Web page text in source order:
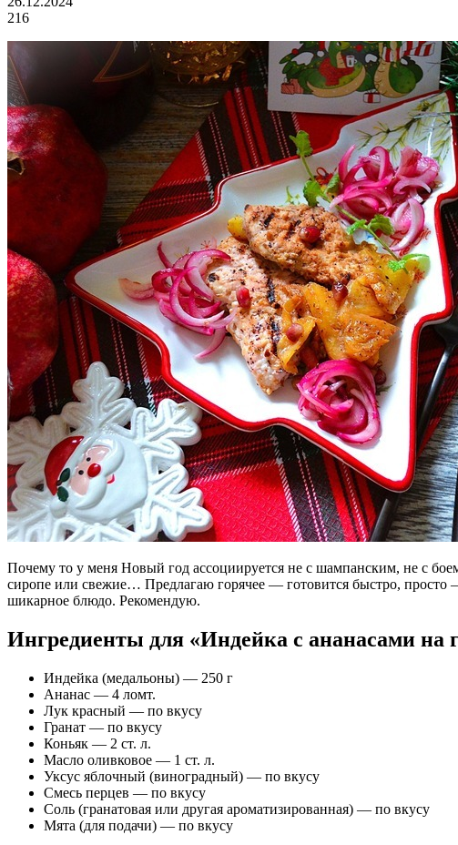
216
Почему то у меня Новый год ассоциируется не с шампанским, не с
сиропе или свежие… Предлагаю горячее — готовится быстро, просто
шикарное блюдо. Рекомендую.
Ингредиенты для «Индейка с ананасами на
Индейка (медальоны) — 250 г
Ананас — 4 ломт.
Лук красный — по вкусу
Гранат — по вкусу
Коньяк — 2 ст. л.
Масло оливковое — 1 ст. л.
Уксус яблочный (виноградный) — по вкусу
Смесь перцев — по вкусу
Соль (гранатовая или другая ароматизированная) — по вкусу
Мята (для подачи) — по вкусу